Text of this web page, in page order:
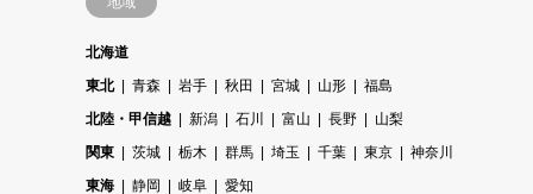
北海道
東北
青森 岩手 秋田 宮城 山形
福島
北陸・甲信越
新潟 石川 富山 長野
山梨
関東
茨城 栃木 群馬 埼玉 千葉 東京
神奈川
東海
静岡 岐阜
愛知